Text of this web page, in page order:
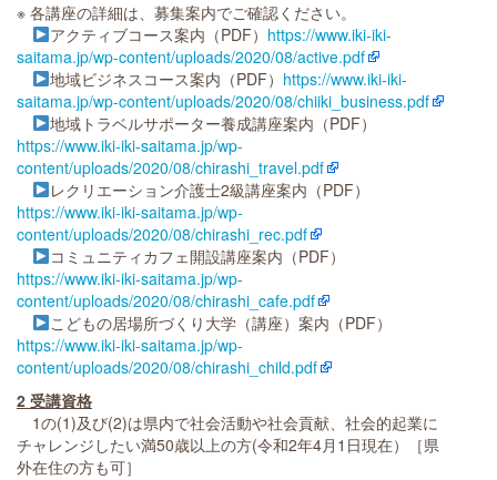
※ 各講座の詳細は、募集案内でご確認ください。
アクティブコース案内（PDF） https://www.iki-iki-
saitama.jp/wp-content/uploads/2020/08/active.pdf
地域ビジネスコース案内（PDF） https://www.iki-iki-
saitama.jp/wp-content/uploads/2020/08/chiiki_business.pdf
地域トラベルサポーター養成講座案内（PDF）
https://www.iki-iki-saitama.jp/wp-
content/uploads/2020/08/chirashi_travel.pdf
レクリエーション介護士2級講座案内（PDF）
https://www.iki-iki-saitama.jp/wp-
content/uploads/2020/08/chirashi_rec.pdf
コミュニティカフェ開設講座案内（PDF）
https://www.iki-iki-saitama.jp/wp-
content/uploads/2020/08/chirashi_cafe.pdf
こどもの居場所づくり大学（講座）案内（PDF）
https://www.iki-iki-saitama.jp/wp-
content/uploads/2020/08/chirashi_child.pdf
2 受講資格
1の(1)及び(2)は県内で社会活動や社会貢献、社会的起業に
チャレンジしたい満50歳以上の方(令和2年4月1日現在）［県
外在住の方も可］